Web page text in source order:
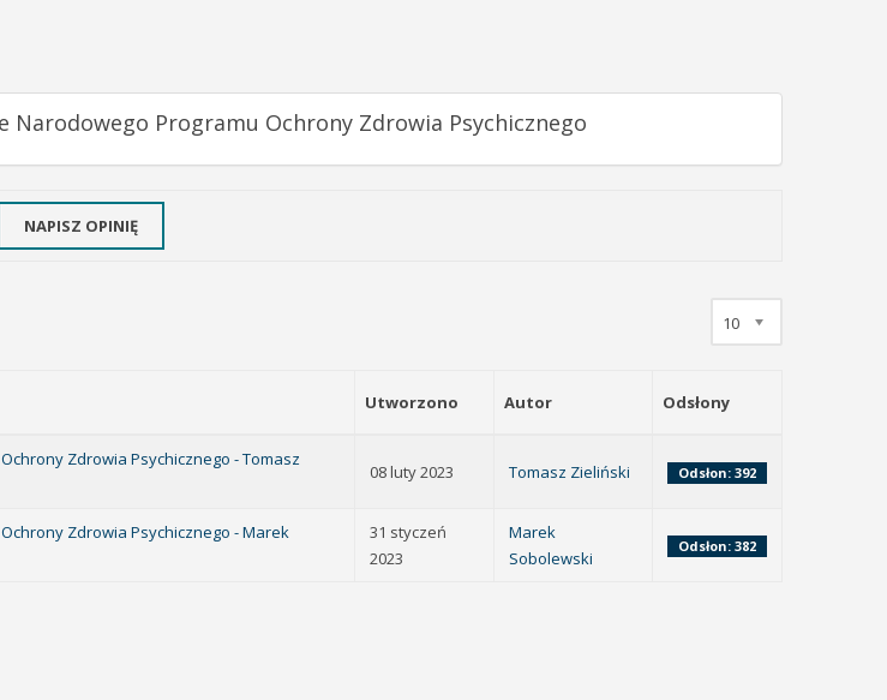
Programu Ochrony Zdrowia Psychicznego
NAPISZ OPINIĘ
10
Utworzono Autor Odsłony
Zdrowia Psychicznego - Tomasz
08 luty 2023 Tomasz Zieliński Odsłon: 392
Zdrowia Psychicznego - Marek
31 styczeń
2023
Marek
Sobolewski
Odsłon: 382